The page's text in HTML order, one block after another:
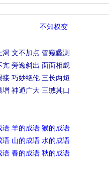
不知权变
渴 文不加点 管窥蠡测
亢 旁逸斜出 面面相觑
接 巧妙绝伦 三长两短
增 神通广大 三缄其口
语 羊的成语 猴的成语
语 山的成语 水的成语
语 春的成语 秋的成语